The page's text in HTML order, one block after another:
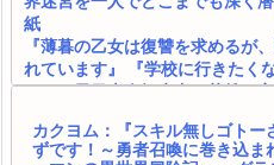
紙
『薄暮の乙女は復讐を求めるが
れています』 『学校に行きたく
Ｋは、元日本人転生者の英雄一
強の剣は作れない～』
電撃文庫：『落ちぶれ天才令嬢
カクヨム：『スキル無しゴトー
ずです！～勇者召喚に巻き込ま